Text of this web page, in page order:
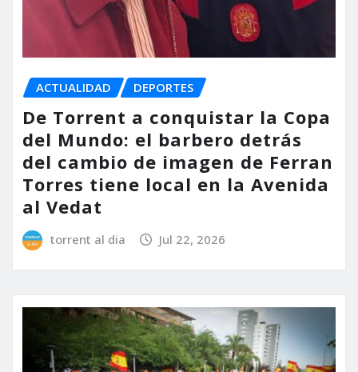
ACTUALIDAD DEPORTES
De Torrent a conquistar la Copa
del Mundo: el barbero detrás
del cambio de imagen de Ferran
Torres tiene local en la Avenida
al Vedat
torrent al dia Jul 22, 2026